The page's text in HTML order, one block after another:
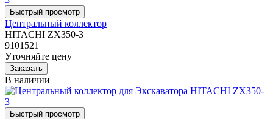
Центральный коллектор
HITACHI ZX350-3
9101521
Уточняйте цену
В наличии